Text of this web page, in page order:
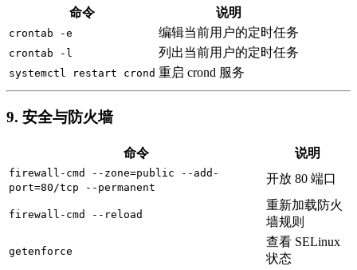
命令 说明
crontab -e 编辑当前用户的定时任务
crontab -l 列出当前用户的定时任务
systemctl restart crond 重启 crond 服务
9. 安全与防火墙
命令 说明
firewall-cmd --zone=public --add-
port=80/tcp --permanent
开放 80 端口
firewall-cmd --reload
重新加载防火
墙规则
getenforce
查看 SELinux
状态